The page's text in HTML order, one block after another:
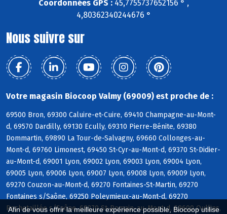
Afin de vous offrir la meilleure expérience possible, Biocoop utilise
Coordonnées GPS :45,7755737652156 ° ,
4,80362340244676 °
Nous suivre sur
Votre magasin Biocoop Valmy (69009) est proche de :
69500 Bron, 69300 Caluire-et-Cuire, 69410 Champagne-au-Mont-
d, 69570 Dardilly, 69130 Ecully, 69310 Pierre-Bénite, 69380
Dommartin, 69890 La Tour-de-Salvagny, 69660 Collonges-au-
Mont-d, 69760 Limonest, 69450 St-Cyr-au-Mont-d, 69370 St-Didier-
au-Mont-d, 69001 Lyon, 69002 Lyon, 69003 Lyon, 69004 Lyon,
69005 Lyon, 69006 Lyon, 69007 Lyon, 69008 Lyon, 69009 Lyon,
69270 Couzon-au-Mont-d, 69270 Fontaines-St-Martin, 69270
Fontaines s/Saône, 69250 Poleymieux-au-Mont-d, 69270
Rochetaillée s/Saône, 69270 St-Romain-au-Mont-d, 69600 Oullins,